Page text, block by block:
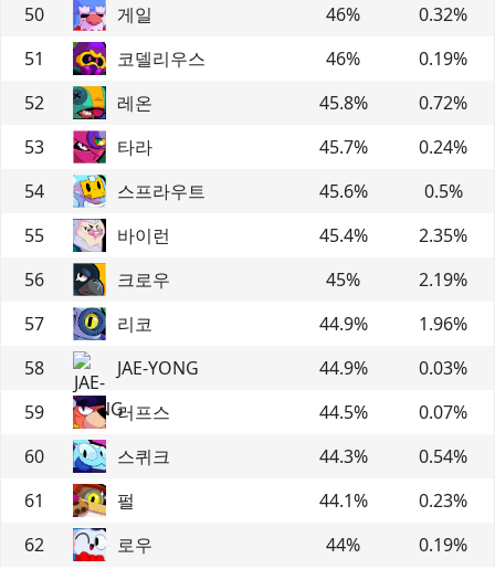
50
게일 46% 0.32%
51
코델리우스 46% 0.19%
52
레온 45.8% 0.72%
53
타라 45.7% 0.24%
54
스프라우트 45.6% 0.5%
55
바이런 45.4% 2.35%
56
크로우 45% 2.19%
57
리코 44.9% 1.96%
58
JAE-YONG 44.9% 0.03%
59
러프스 44.5% 0.07%
60
스퀴크 44.3% 0.54%
61
펄 44.1% 0.23%
62
로우 44% 0.19%